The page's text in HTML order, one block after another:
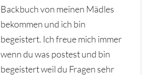
Backbuch von meinen Mädles
bekommen und ich bin
begeistert. Ich freue mich immer
wenn du was postest und bin
begeistert weil du Fragen sehr